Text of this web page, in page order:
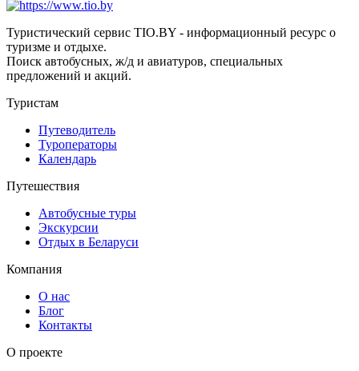
Туристический сервис TIO.BY - информационный ресурс о
туризме и отдыхе.
Поиск автобусных, ж/д и авиатуров, специальных
предложений и акций.
Туристам
Путеводитель
Туроператоры
Календарь
Путешествия
Автобусные туры
Экскурсии
Отдых в Беларуси
Компания
О нас
Блог
Контакты
О проекте